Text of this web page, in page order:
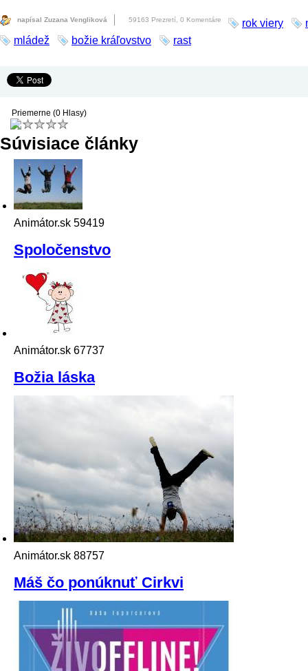
napísal Zuzana Vengliková 59163 Prezretí, 0 Komentáre rok viery
mládež
božie kráľovstvo rast
Priemerne (0 Hlasy)
Súvisiace články
Animátor.sk 59419
Spoločenstvo
Animátor.sk 67737
Božia láska
Animátor.sk 88757
Máš čo ponúknuť Cirkvi